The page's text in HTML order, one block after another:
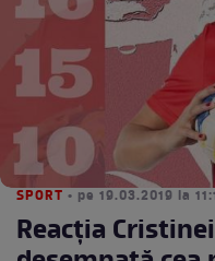
SPORT • pe 19.03.2019 la
Reacţia